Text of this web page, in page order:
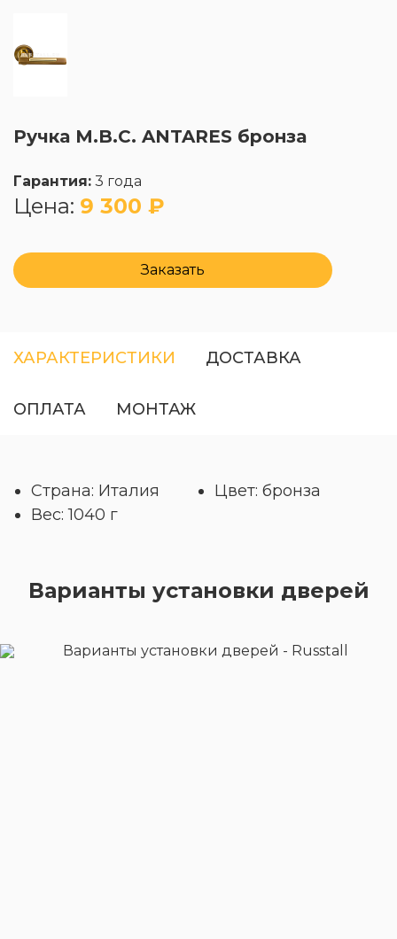
Ручка M.B.C. ANTARES бронза
Гарантия: 3 года
Цена: 9 300 ₽
Заказать
ХАРАКТЕРИСТИКИ ДОСТАВКА
ОПЛАТА МОНТАЖ
Страна: Италия
Вес: 1040 г
Цвет: бронза
Варианты установки дверей